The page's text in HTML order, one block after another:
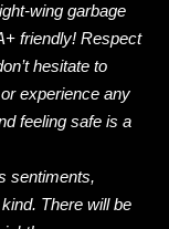
wing garbage
friendly! Respect
hesitate to
experience any
feeling safe is a
sentiments,
There will be